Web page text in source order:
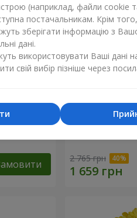
2 765 грн
(наприклад, файли cookie та
постачальникам. Крім
зберігати інформацію з
дані.
використовувати Ваші дані
свій вибір пізніше через